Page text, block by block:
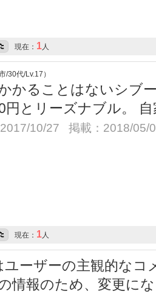
現在： 1 人
30代/Lv.17）
かることはないシブ
円とリーズナブル。
:2017/10/27 掲載：2018/05/
現在： 1 人
ーザーの主観的なコ
情報のため、変更に